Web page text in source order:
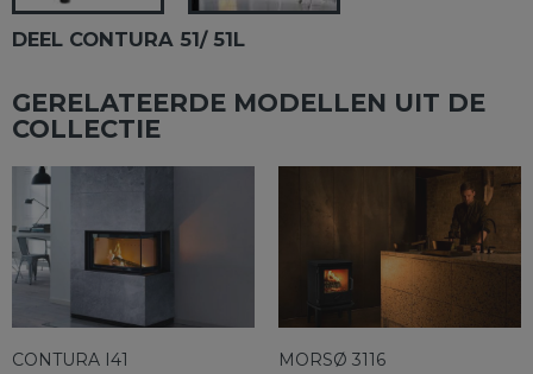
DEEL CONTURA 51/ 51L
GERELATEERDE MODELLEN UIT DE
COLLECTIE
CONTURA I41 MORSØ 3116